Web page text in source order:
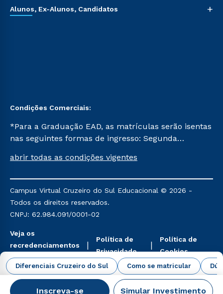
Diferenciais Cruzeiro do Sul Como se matricular
Inscreva-se Simular Investimento
Alunos, Ex-Alunos, Candidatos +
Condições Comerciais:
*Para a Graduação EAD, as matrículas serão isentas
nas seguintes formas de ingresso: Segunda
Já para as demais, a taxa de matrícula será de R$
mencionadas são referentes aos cursos: Ensino
Religioso, Geografia para a Docência e Metodologia
do Ensino de História: Questões Atuais.
abrir todas as condições vigentes
Campus Virtual Cruzeiro do Sul Educacional © 2026 -
Todos os direitos reservados.
CNPJ: 62.984.091/0001-02
Veja os
recredenciamentos
aqui
Política de
Privacidade
Política de
Cookies